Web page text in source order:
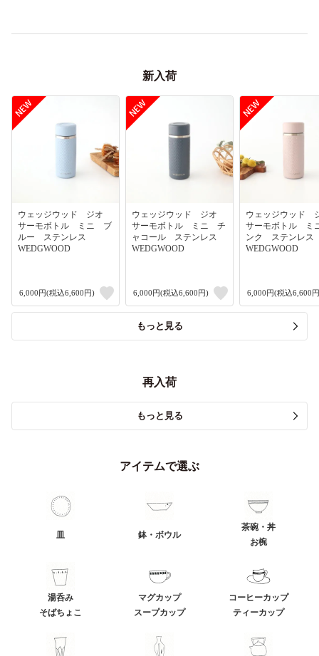
新入荷
ウェッジウッド ジオ
サーモボトル ミニ ブ
ルー ステンレス
WEDGWOOD
6,000円(税込6,600円)
ウェッジウッド ジオ
サーモボトル ミニ チ
ャコール ステンレス
WEDGWOOD
6,000円(税込6,600円)
ウェッジウッド
サーモボトル
ンク ステンレ
WEDGWOOD
6,000円(税込6,600
もっと見る
再入荷
もっと見る
アイテムで選ぶ
皿 鉢・ボウル
茶碗・丼
お椀
湯呑み
そばちょこ
マグカップ
スープカップ
コーヒーカップ
ティーカップ